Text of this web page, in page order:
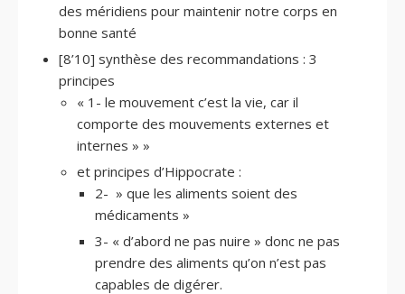
des méridiens pour maintenir notre corps en
bonne santé
[8’10] synthèse des recommandations : 3
principes
« 1- le mouvement c’est la vie, car il
comporte des mouvements externes et
internes » »
et principes d’Hippocrate :
2- » que les aliments soient des
médicaments »
3- « d’abord ne pas nuire » donc ne pas
prendre des aliments qu’on n’est pas
capables de digérer.